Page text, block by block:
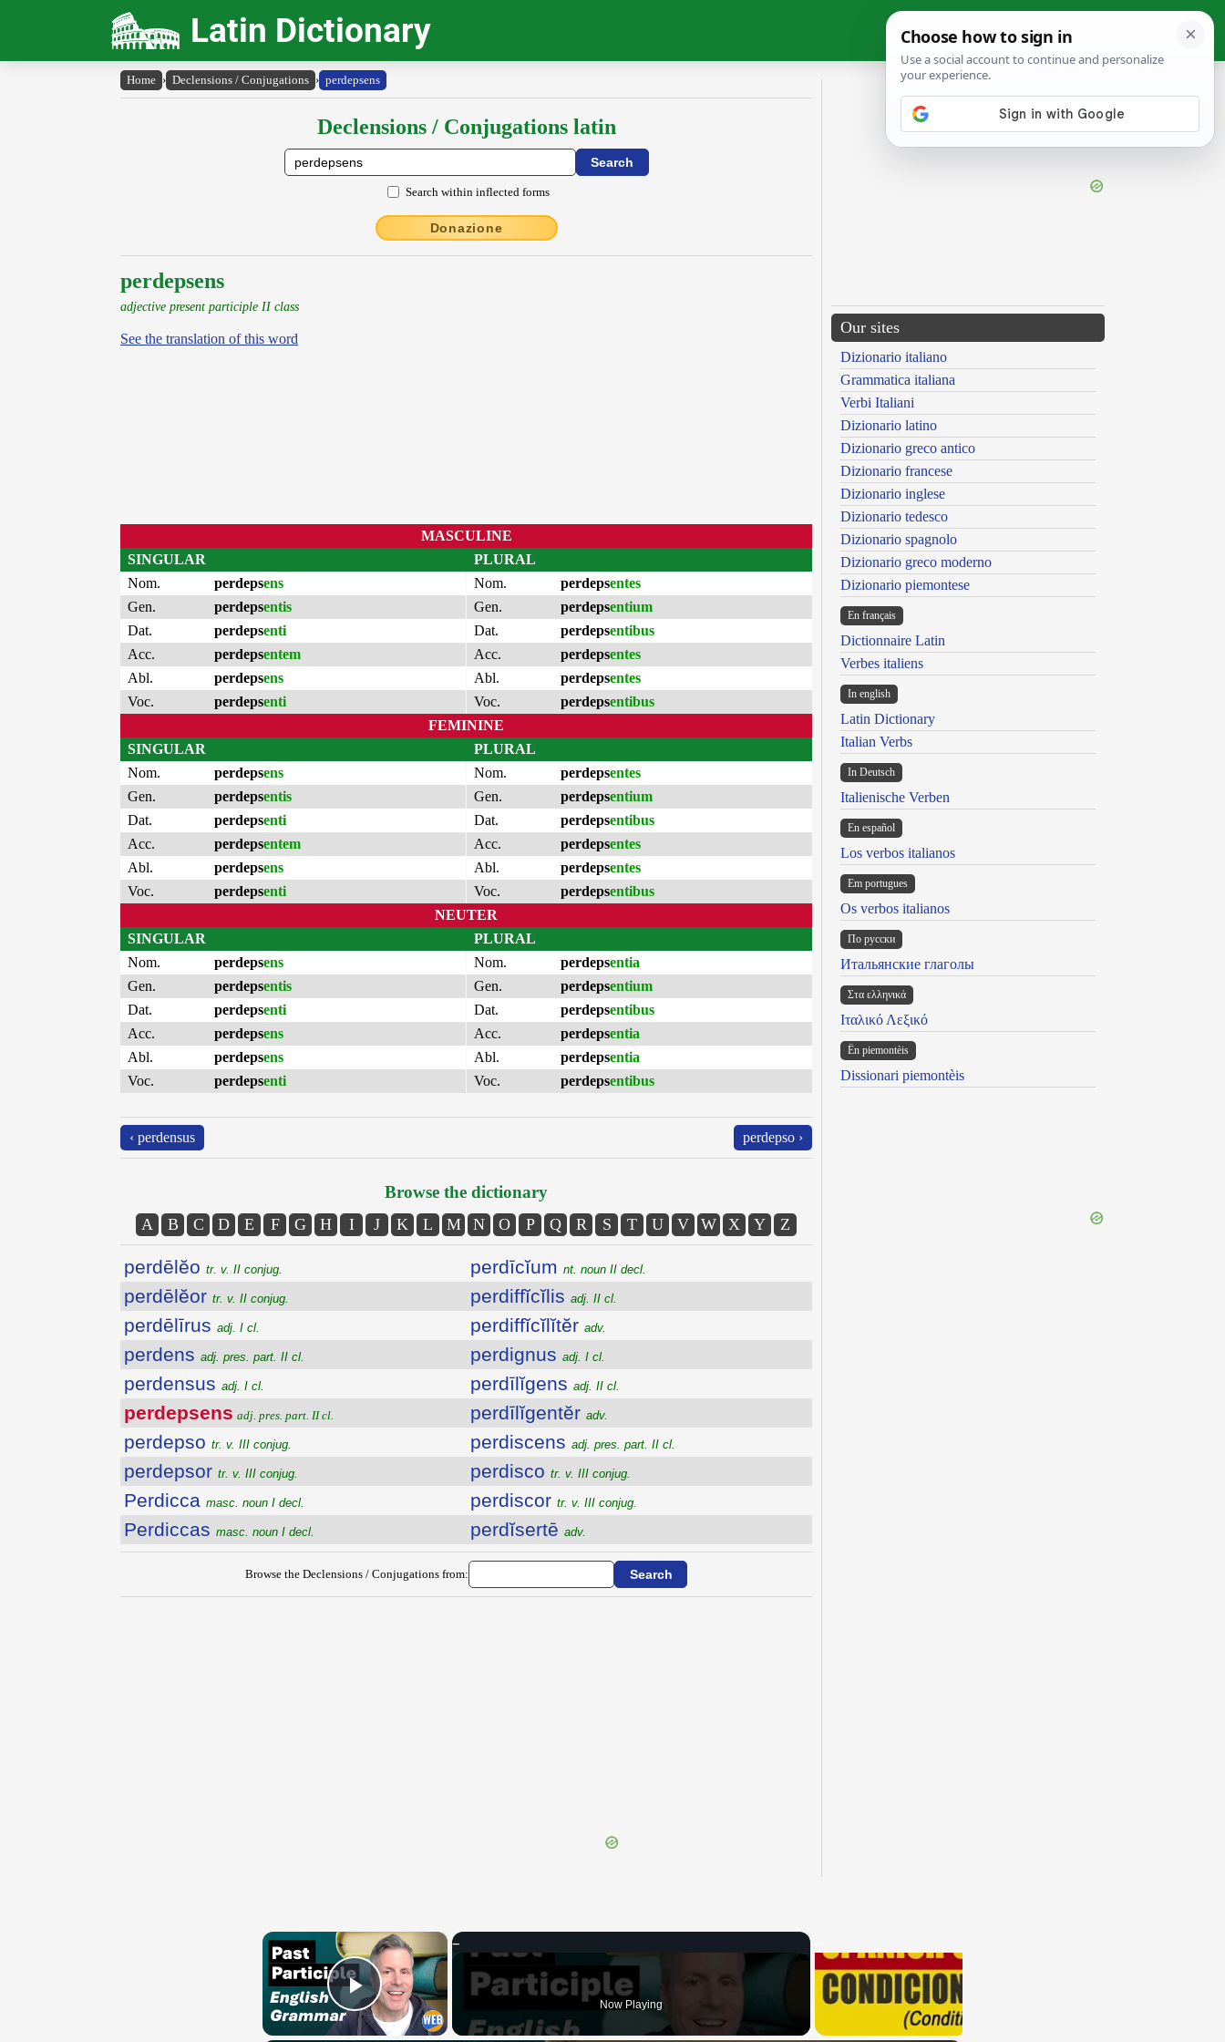
Latin Dictionary
Home › Declensions / Conjugations › perdepsens
Declensions / Conjugations latin
Search within inflected forms
Donazione
perdepsens
adjective present participle II class
See the translation of this word
MASCULINE
SINGULAR
Nom.
perdepsens
Gen.
perdepsentis
Dat.
perdepsenti
Acc.
perdepsentem
Abl.
perdepsens
Voc.
perdepsenti
PLURAL
Nom.
perdepsentes
Gen.
perdepsentium
Dat.
perdepsentibus
Acc.
perdepsentes
Abl.
perdepsentes
Voc.
perdepsentibus
FEMININE
SINGULAR
Nom.
perdepsens
Gen.
perdepsentis
Dat.
perdepsenti
Acc.
perdepsentem
Abl.
perdepsens
Voc.
perdepsenti
PLURAL
Nom.
perdepsentes
Gen.
perdepsentium
Dat.
perdepsentibus
Acc.
perdepsentes
Abl.
perdepsentes
Voc.
perdepsentibus
NEUTER
SINGULAR
Nom.
perdepsens
Gen.
perdepsentis
Dat.
perdepsenti
Acc.
perdepsens
Abl.
perdepsens
Voc.
perdepsenti
PLURAL
Nom.
perdepsentia
Gen.
perdepsentium
Dat.
perdepsentibus
Acc.
perdepsentia
Abl.
perdepsentia
Voc.
perdepsentibus
‹ perdensus perdepso ›
Browse the dictionary
A B C D E F G H I J K L M N O P Q R S T U V W X Y Z
perdēlĕo tr. v. II conjug.
perdēlĕor tr. v. II conjug.
perdēlīrus adj. I cl.
perdens adj. pres. part. II cl.
perdensus adj. I cl.
perdepsens adj. pres. part. II cl.
perdepso tr. v. III conjug.
perdepsor tr. v. III conjug.
Perdicca masc. noun I decl.
Perdiccas masc. noun I decl.
perdīcĭum nt. noun II decl.
perdiffĭcĭlis adj. II cl.
perdiffĭcĭlĭtĕr adv.
perdignus adj. I cl.
perdīlĭgens adj. II cl.
perdīlĭgentĕr adv.
perdiscens adj. pres. part. II cl.
perdisco tr. v. III conjug.
perdiscor tr. v. III conjug.
perdĭsertē adv.
Browse the Declensions / Conjugations from:
Our sites
Dizionario italiano
Grammatica italiana
Verbi Italiani
Dizionario latino
Dizionario greco antico
Dizionario francese
Dizionario inglese
Dizionario tedesco
Dizionario spagnolo
Dizionario greco moderno
Dizionario piemontese
En français
Dictionnaire Latin
Verbes italiens
In english
Latin Dictionary
Italian Verbs
In Deutsch
Italienische Verben
En español
Los verbos italianos
Em portugues
Os verbos italianos
По русски
Итальянские глаголы
Στα ελληνικά
Ιταλικό Λεξικό
Ën piemontèis
Dissionari piemontèis
×
Play Video Now Playing